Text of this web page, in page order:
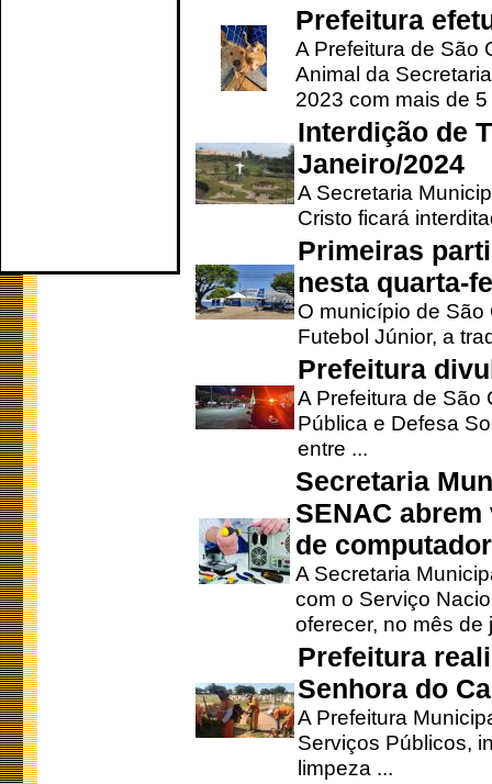
Prefeitura
A Prefeitura de São
Animal da
2023 com mais de 5
Interdição de
Janeiro/2024
A Secretaria
Cristo ficará
Primeiras
nesta quarta-
O município de
Futebol Júnior, a
Prefeitura
A Prefeitura de São
Pública e Defesa
entre ...
Secretaria
SENAC
de
A Secretaria
com o Serviço
oferecer, no mês de
Prefeitura
Senhora do
A Prefeitura
Serviços Públicos,
limpeza ...